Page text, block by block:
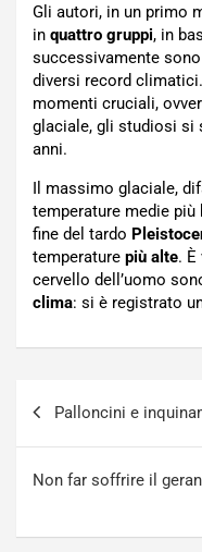
Gli autori, in un primo
in quattro gruppi, in
successivamente
diversi record
momenti cruciali,
glaciale, gli studiosi si
anni.
Il massimo glaciale,
temperature medie più
fine del tardo
temperature più alte.
cervello dell’uomo
clima: si è registrato
Palloncini e
Non far soffrire il